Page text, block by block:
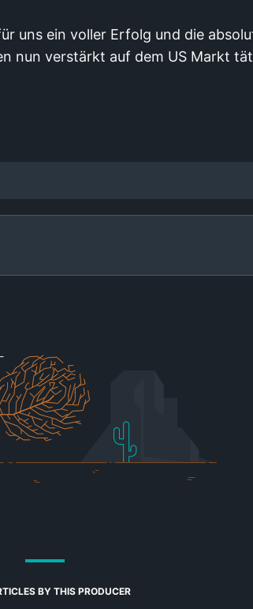
uns ein voller Erfolg und die
nun verstärkt auf dem US Markt
BY THIS PRODUCER